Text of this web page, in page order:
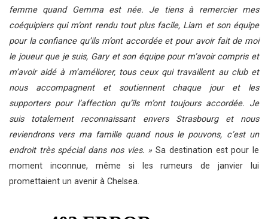
femme quand Gemma est née. Je tiens à remercier mes
coéquipiers qui m’ont rendu tout plus facile, Liam et son équipe
pour la confiance qu’ils m’ont accordée et pour avoir fait de moi
le joueur que je suis, Gary et son équipe pour m’avoir compris et
m’avoir aidé à m’améliorer, tous ceux qui travaillent au club et
nous accompagnent et soutiennent chaque jour et les
supporters pour l’affection qu’ils m’ont toujours accordée. Je
suis totalement reconnaissant envers Strasbourg et nous
reviendrons vers ma famille quand nous le pouvons, c’est un
endroit très spécial dans nos vies. » Sa destination est pour le
moment inconnue, même si les rumeurs de janvier lui
promettaient un avenir à Chelsea.